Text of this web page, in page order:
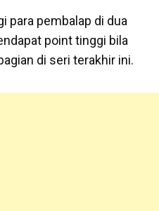
para pembalap di dua
point tinggi bila
di seri terakhir ini.